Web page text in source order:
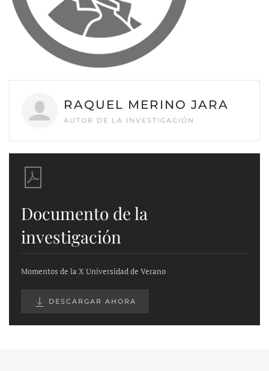
RAQUEL MERINO JARA
AUTOR DE LA INVESTIGACIÓN
Documento de la
investigación
Momentos de la X Universidad de Verano
DESCARGAR AHORA